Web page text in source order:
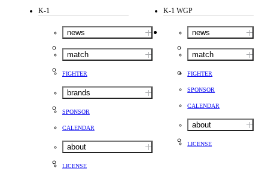
K-1
news
match
FIGHTER
brands
SPONSOR
CALENDAR
about
LICENSE
K-1 WGP
news
match
FIGHTER
SPONSOR
CALENDAR
about
LICENSE